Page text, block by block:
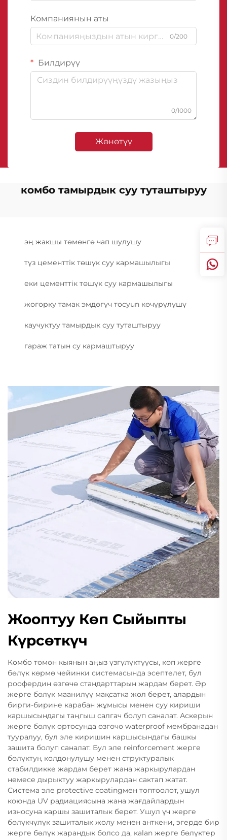
Компаниянын аты
0/200
Билдирүү
0/1000
Жөнөтүү
комбо тамырдык суу туташтыруу
эң жакшы төмөнгө чап шулушу
түз цементтік төшүк суу кармашылыгы
еки цементтік төшүк суу кармашылыгы
жогорку тамак эмдөгүч тосуun көчүрүлүшү
каучуктуу тамырдык суу туташтыруу
гараж татын су кармаштыруу
Жооптуу Көп Сыйыпты
Күрсөткүч
Комбо төмөн кыянын аңыз үзгүлүктүүсы, көп жерге
бөлүк көрмө чейинки системасында эсептелет, бул
роофердин өзгөчө стандарттарын жардам берет. Әр
жерге бөлүк маанилүү мақсатка жол берет, алардын
бирги-бирине карабан жұмысы менен суу кириши
каршысындагы таңгыш салгач болуп саналат. Аскерын
жерге бөлүк ортосунда өзгөчө waterproof мембранадан
тууралуу, бул эле киришин каршысындагы башкы
зашита болуп саналат. Бул эле reinforcement жерге
бөлүктуң колдонулушу менен структуралык
стабилдикке жардам берет жана жаркырулардан
немесе дырыктуу жаркырулардан сактап жатат.
Система эле protective coatingмен топтоолот, ушул
коюнда UV радиациясына жана жағдайлардын
износуна каршы зашиталык берет. Ушул үч жерге
бөлүкчүлүк зашиталык жолу менен анткени, эгерде бир
жерге бөлүк жарандык болсо да, кalan жерге бөлүктер